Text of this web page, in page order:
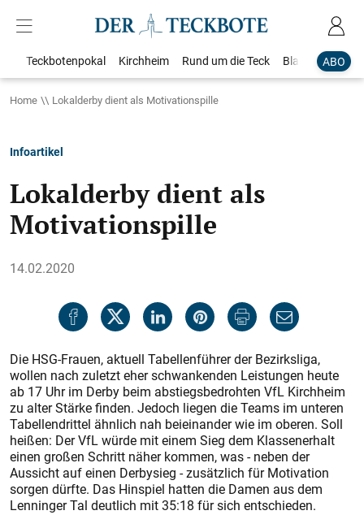
ABO
Teckbotenpokal Kirchheim Rund um die Teck Blaulicht
Home Lokalderby dient als Motivationspille
Infoartikel
Lokalderby dient als
Motivationspille
14.02.2020
Die HSG-Frauen, aktuell Tabellenführer der Bezirksliga,
wollen nach zuletzt eher schwankenden Leistungen heute
ab 17 Uhr im Derby beim abstiegsbedrohten VfL Kirchheim
zu alter Stärke finden. Jedoch liegen die Teams im unteren
Tabellendrittel ähnlich nah beieinander wie im oberen. Soll
heißen: Der VfL würde mit einem Sieg dem Klassenerhalt
einen großen Schritt näher kommen, was - neben der
Aussicht auf einen Derbysieg - zusätzlich für Motivation
sorgen dürfte. Das Hinspiel hatten die Damen aus dem
Lenninger Tal deutlich mit 35:18 für sich entschieden.